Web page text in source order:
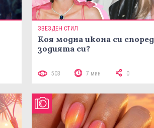
ЗВЕЗДЕН СТИЛ
Коя модна икона си според
зодията си?
503 7 мин 0